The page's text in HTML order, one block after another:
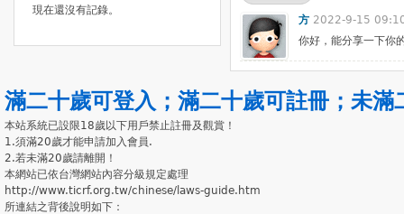
現在還沒有記錄。
方 2022-9-15
你好，能分享一下你
滿二十歲可登入 ； 滿二十歲可註冊 ； 未滿
本站系統已設限18歲以下用戶禁止註冊及觀賞！
1.須滿20歲才能申請加入會員.
2.若未滿20歲請離開！
本網站已依台灣網站內容分級規定處理
http://www.ticrf.org.tw/chinese/laws-guide.htm
所連結之背後說明如下：